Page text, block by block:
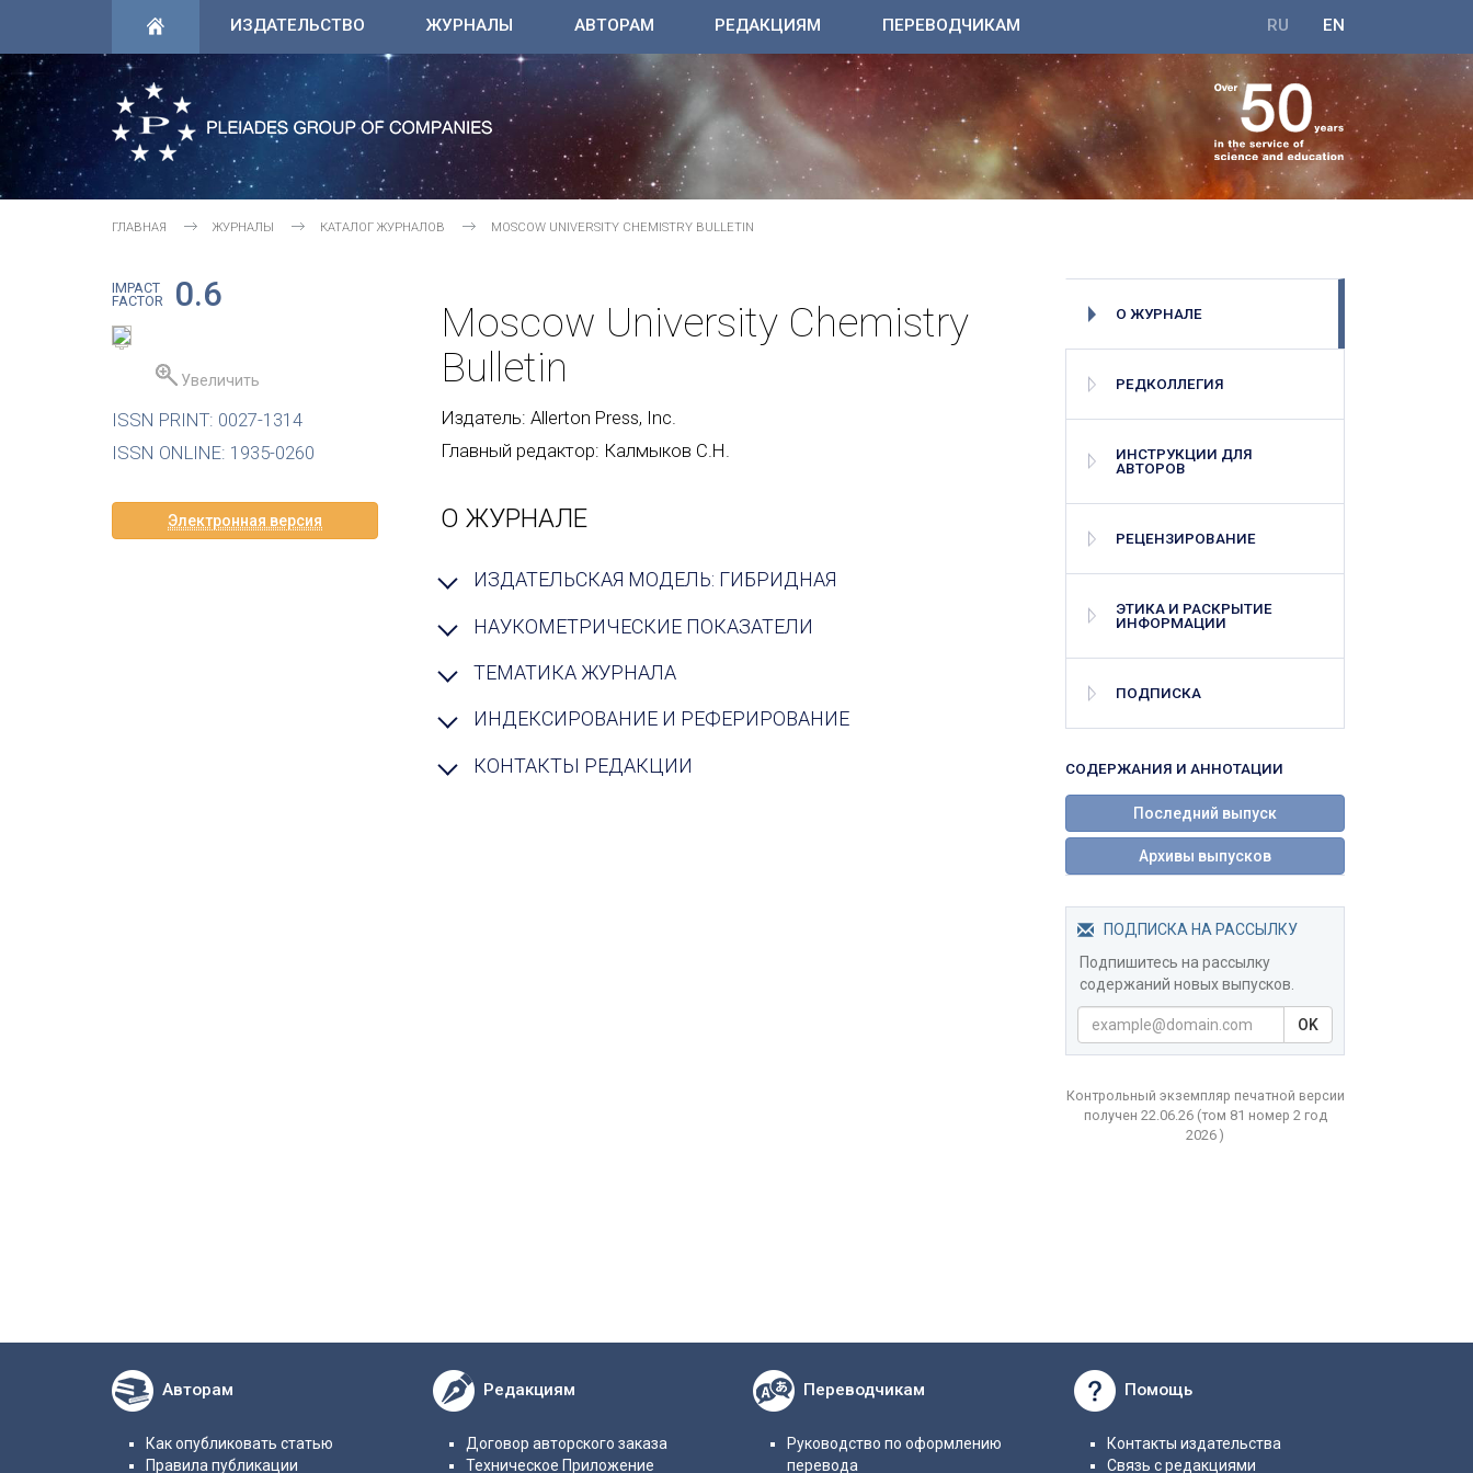
ИЗДАТЕЛЬСТВО ЖУРНАЛЫ АВТОРАМ РЕДАКЦИЯМ ПЕРЕВОДЧИКАМ EN
RU
ГЛАВНАЯ ЖУРНАЛЫ КАТАЛОГ ЖУРНАЛОВ MOSCOW UNIVERSITY CHEMISTRY BULLETIN
IMPACT
FACTOR
0.6
Увеличить
ISSN PRINT: 0027-1314
ISSN ONLINE: 1935-0260
Электронная версия
О ЖУРНАЛЕ
РЕДКОЛЛЕГИЯ
ИНСТРУКЦИИ ДЛЯ
АВТОРОВ
РЕЦЕНЗИРОВАНИЕ
ЭТИКА И РАСКРЫТИЕ
ИНФОРМАЦИИ
ПОДПИСКА
СОДЕРЖАНИЯ И АННОТАЦИИ
Последний выпуск
Архивы выпусков
ПОДПИСКА НА РАССЫЛКУ
Подпишитесь на рассылку
содержаний новых выпусков.
OK
Контрольный экземпляр печатной версии
получен 22.06.26 (том 81 номер 2 год
2026 )
Moscow University Chemistry
Bulletin
Издатель: Allerton Press, Inc.
Главный редактор: Калмыков С.Н.
О ЖУРНАЛЕ
ИЗДАТЕЛЬСКАЯ МОДЕЛЬ: ГИБРИДНАЯ
НАУКОМЕТРИЧЕСКИЕ ПОКАЗАТЕЛИ
ТЕМАТИКА ЖУРНАЛА
ИНДЕКСИРОВАНИЕ И РЕФЕРИРОВАНИЕ
КОНТАКТЫ РЕДАКЦИИ
Авторам
Как опубликовать статью
Правила публикации
Редакциям
Договор авторского заказа
Техническое Приложение
Переводчикам
Руководство по оформлению
перевода
Помощь
Контакты издательства
Связь с редакциями